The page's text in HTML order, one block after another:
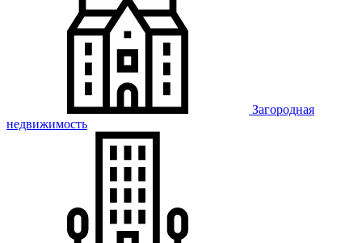
Загородная
недвижимость